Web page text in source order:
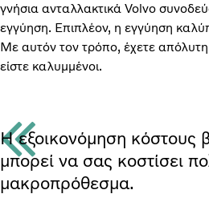
γνήσια ανταλλακτικά Volvo
εγγύηση. Επιπλέον, η εγγύηση
Με αυτόν τον τρόπο, έχετε απόλυτη
είστε καλυμμένοι.
Η εξοικονόμηση κόστους
μπορεί να σας κοστίσει
μακροπρόθεσμα.